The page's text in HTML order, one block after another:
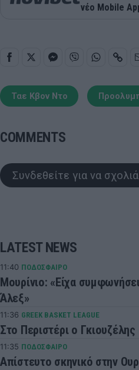
νέο Mobile
Ταε Κβον Ντο
COMMENTS
Συνδεθείτε για να
LATEST NEWS
11:40 ΠΟΔΟΣΦΑΙΡΟ
Μουρίνιο: «Είχα
Άλεξ»
11:36 GREEK BASKET LEAGUE
Στο Περιστέρι ο Γκιουζέλης
11:35 ΠΟΔΟΣΦΑΙΡΟ
Απίστευτο σκηνικό στην